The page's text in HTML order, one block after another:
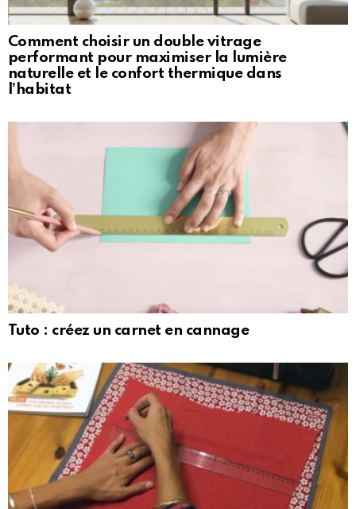
Comment choisir un double vitrage
performant pour maximiser la lumière
naturelle et le confort thermique dans
l’habitat
Tuto : créez un carnet en cannage